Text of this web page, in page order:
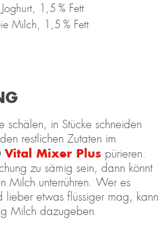
1,5 % Fett
Milch, 1,5 % Fett
in Stücke schneiden
restlichen Zutaten im
Vital Mixer Plus pürieren.
zu sämig sein, dann könnt
Milch unterrühren. Wer es
lieber etwas flüssiger mag, kann
Milch dazugeben.